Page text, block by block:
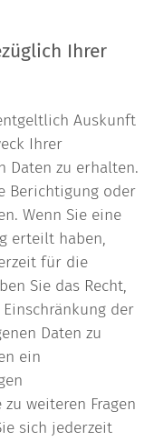
Ihrer
Auskunft
Ihrer
Daten zu erhalten.
Berichtigung oder
Wenn Sie eine
erteilt haben,
für die
Sie das Recht,
der
Daten zu
ein
weiteren Fragen
sich jederzeit